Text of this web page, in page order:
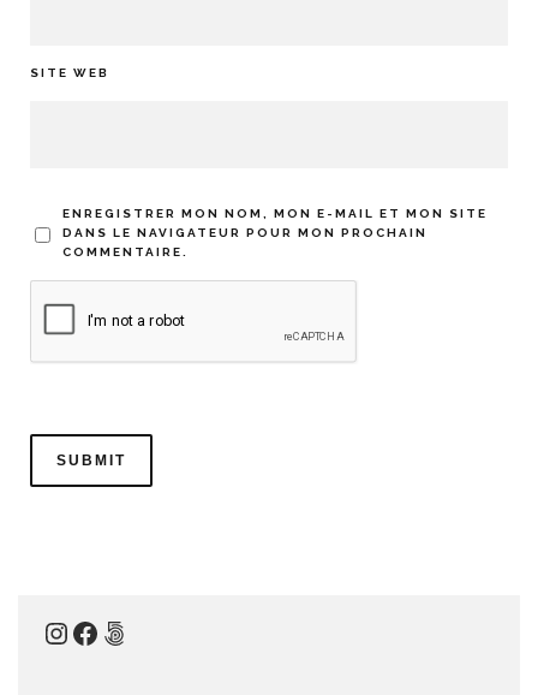
SITE WEB
ENREGISTRER MON NOM, MON E-MAIL ET MON SITE
DANS LE NAVIGATEUR POUR MON PROCHAIN
COMMENTAIRE.
Instagram
Facebook
500px